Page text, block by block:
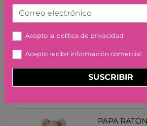
27,95 €
PAPA
Correo electrónico
Acepto la política de privacidad
Acepto recibir información comercial
SUSCRIBIR